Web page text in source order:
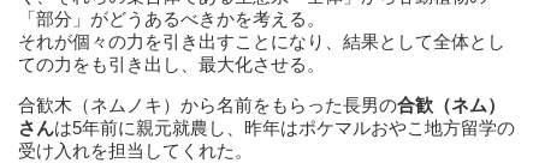
「部分」がどうあるべきかを考える。
それが個々の力を引き出すことになり、結果として全体とし
ての力をも引き出し、最大化させる。
合歓木（ネムノキ）から名前をもらった長男の合歓（ネム）
さんは5年前に親元就農し、昨年はポケマルおやこ地方留学の
受け入れを担当してくれた。